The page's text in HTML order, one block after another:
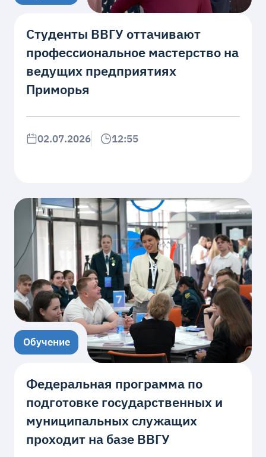
Студенты ВВГУ оттачивают
профессиональное мастерство на
ведущих предприятиях
Приморья
02.07.2026 12:55
Обучение
Федеральная программа по
подготовке государственных и
муниципальных служащих
проходит на базе ВВГУ